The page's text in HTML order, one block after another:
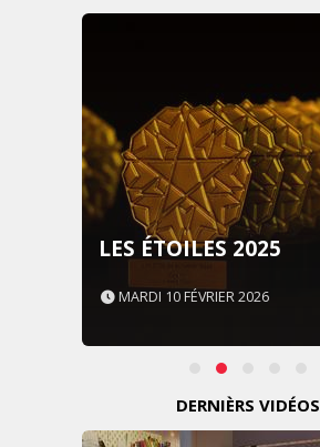
LES ÉTOILES 2025
MARDI 10 FÉVRIER 2026
DERNIÈRS VIDÉOS